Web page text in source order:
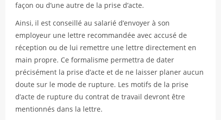
façon ou d’une autre de la prise d’acte.
Ainsi, il est conseillé au salarié d’envoyer à son
employeur une lettre recommandée avec accusé de
réception ou de lui remettre une lettre directement en
main propre. Ce formalisme permettra de dater
précisément la prise d’acte et de ne laisser planer aucun
doute sur le mode de rupture. Les motifs de la prise
d’acte de rupture du contrat de travail devront être
mentionnés dans la lettre.